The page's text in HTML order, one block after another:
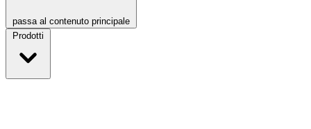
passa al contenuto principale
Prodotti